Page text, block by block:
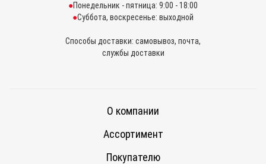
Понедельник - пятница: 9:00 - 18:00
Суббота, воскресенье: выходной
Способы доставки: самовывоз, почта,
службы доставки
О компании
Ассортимент
Покупателю